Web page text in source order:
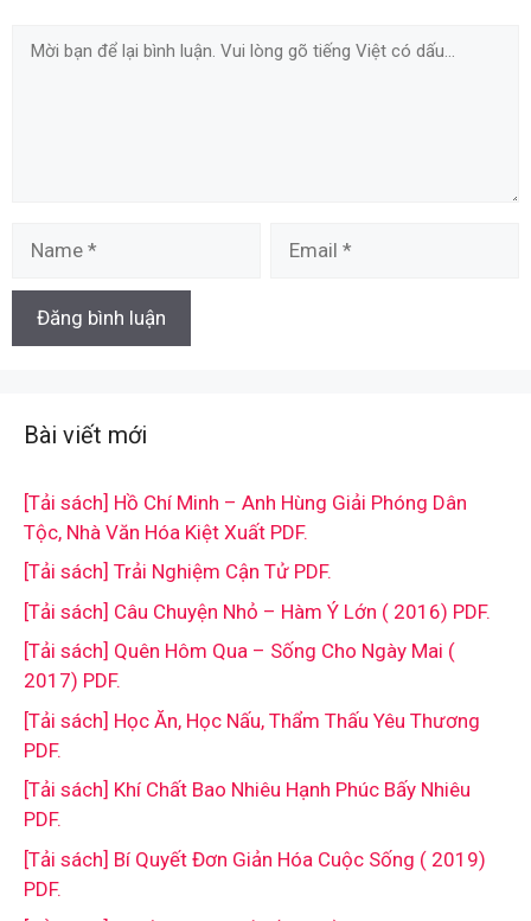
Comment
Bài viết mới
[Tải sách] Hồ Chí Minh – Anh Hùng Giải Phóng Dân
Tộc, Nhà Văn Hóa Kiệt Xuất PDF.
[Tải sách] Trải Nghiệm Cận Tử PDF.
[Tải sách] Câu Chuyện Nhỏ – Hàm Ý Lớn ( 2016) PDF.
[Tải sách] Quên Hôm Qua – Sống Cho Ngày Mai (
2017) PDF.
[Tải sách] Học Ăn, Học Nấu, Thẩm Thấu Yêu Thương
PDF.
[Tải sách] Khí Chất Bao Nhiêu Hạnh Phúc Bấy Nhiêu
PDF.
[Tải sách] Bí Quyết Đơn Giản Hóa Cuộc Sống ( 2019)
PDF.